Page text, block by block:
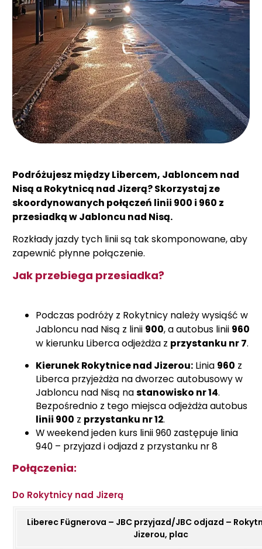
Podróżujesz między Libercem, Jabloncem nad
Nisą a Rokytnicą nad Jizerą? Skorzystaj ze
skoordynowanych połączeń linii 900 i 960 z
przesiadką w Jabloncu nad Nisą.
Rozkłady jazdy tych linii są tak skomponowane, aby
zapewnić płynne połączenie.
Jak przebiega przesiadka?
Podczas podróży z Rokytnicy należy wysiąść w
Jabloncu nad Nisą z linii 900, a autobus linii 960
w kierunku Liberca odjeżdża z przystanku nr 7.
Kierunek Rokytnice nad Jizerou: Linia 960 z
Liberca przyjeżdża na dworzec autobusowy w
Jabloncu nad Nisą nastanowisko nr 14.
Bezpośrednio z tego miejsca odjeżdża autobus
linii 900 z przystanku nr 12.
W weekend jeden kurs linii 960 zastępuje linia
940 – przyjazd i odjazd z przystanku nr 8
Połączenia:
Do Rokytnicy nad Jizerą
Liberec Fügnerova – JBC przyjazd/JBC odjazd –
Jizerou, plac